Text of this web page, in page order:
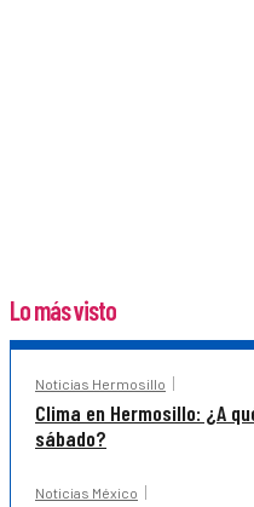
Lo más visto
Noticias Hermosillo
Clima en Hermosillo: ¿A
sábado?
Noticias México